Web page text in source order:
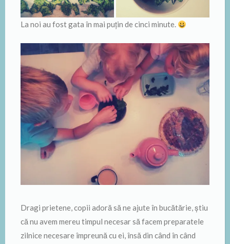
La noi au fost gata în mai puțin de cinci minute.
Dragi prietene, copii adoră să ne ajute în bucătărie, știu
că nu avem mereu timpul necesar să facem preparatele
zilnice necesare împreună cu ei, însă din când în când